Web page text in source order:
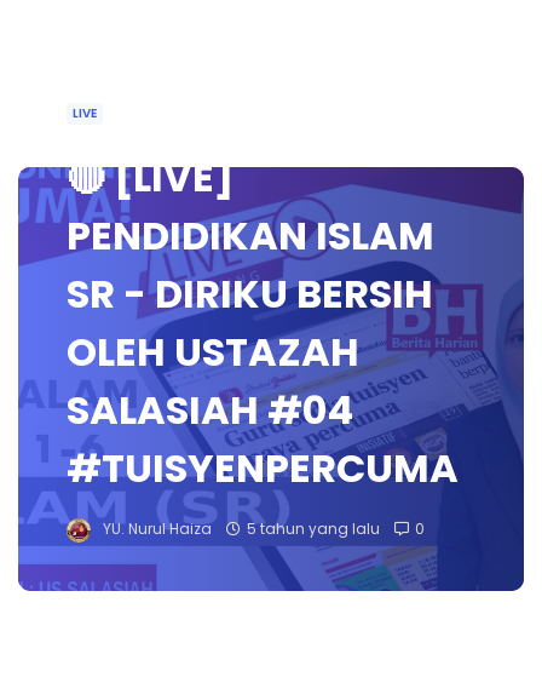
LIVE
🔴 [LIVE]
PENDIDIKAN ISLAM
SR - DIRIKU BERSIH
OLEH USTAZAH
SALASIAH #04
#TUISYENPERCUMA
YU. Nurul Haiza 5 tahun yang lalu 0